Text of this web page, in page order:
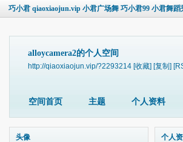
巧小君 qiaoxiaojun.vip 小君广场舞 巧小君99 小君舞蹈
alloycamera2的个人空间
http://qiaoxiaojun.vip/?2293214 [收藏] [复制]
空间首页 主题 个人资料
头像 个人